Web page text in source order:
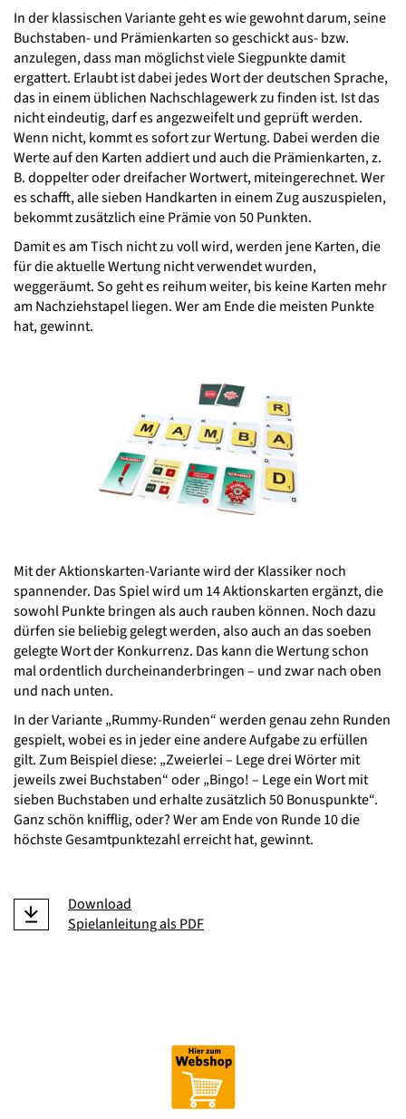
In der klassischen Variante geht es wie gewohnt darum, seine
Buchstaben- und Prämienkarten so geschickt aus- bzw.
anzulegen, dass man möglichst viele Siegpunkte damit
ergattert. Erlaubt ist dabei jedes Wort der deutschen Sprache,
das in einem üblichen Nachschlagewerk zu finden ist. Ist das
nicht eindeutig, darf es angezweifelt und geprüft werden.
Wenn nicht, kommt es sofort zur Wertung. Dabei werden die
Werte auf den Karten addiert und auch die Prämienkarten, z.
B. doppelter oder dreifacher Wortwert, miteingerechnet. Wer
es schafft, alle sieben Handkarten in einem Zug auszuspielen,
bekommt zusätzlich eine Prämie von 50 Punkten.
Damit es am Tisch nicht zu voll wird, werden jene Karten, die
für die aktuelle Wertung nicht verwendet wurden,
weggeräumt. So geht es reihum weiter, bis keine Karten mehr
am Nachziehstapel liegen. Wer am Ende die meisten Punkte
hat, gewinnt.
Mit der Aktionskarten-Variante wird der Klassiker noch
spannender. Das Spiel wird um 14 Aktionskarten ergänzt, die
sowohl Punkte bringen als auch rauben können. Noch dazu
dürfen sie beliebig gelegt werden, also auch an das soeben
gelegte Wort der Konkurrenz. Das kann die Wertung schon
mal ordentlich durcheinanderbringen – und zwar nach oben
und nach unten.
In der Variante „Rummy-Runden“ werden genau zehn Runden
gespielt, wobei es in jeder eine andere Aufgabe zu erfüllen
gilt. Zum Beispiel diese: „Zweierlei – Lege drei Wörter mit
jeweils zwei Buchstaben“ oder „Bingo! – Lege ein Wort mit
sieben Buchstaben und erhalte zusätzlich 50 Bonuspunkte“.
Ganz schön knifflig, oder? Wer am Ende von Runde 10 die
höchste Gesamtpunktezahl erreicht hat, gewinnt.
Download
Spielanleitung als PDF